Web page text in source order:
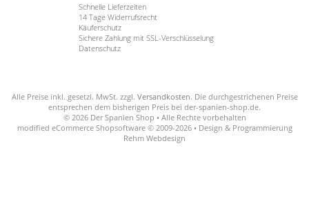
Schnelle Lieferzeiten
14 Tage Widerrufsrecht
Käuferschutz
Sichere Zahlung mit SSL-Verschlüsselung
Datenschutz
Alle Preise inkl. gesetzl. MwSt. zzgl. Versandkosten. Die durchgestrichenen Preise
entsprechen dem bisherigen Preis bei der-spanien-shop.de.
© 2026 Der Spanien Shop • Alle Rechte vorbehalten
modified eCommerce Shopsoftware © 2009-2026 • Design & Programmierung
Rehm Webdesign